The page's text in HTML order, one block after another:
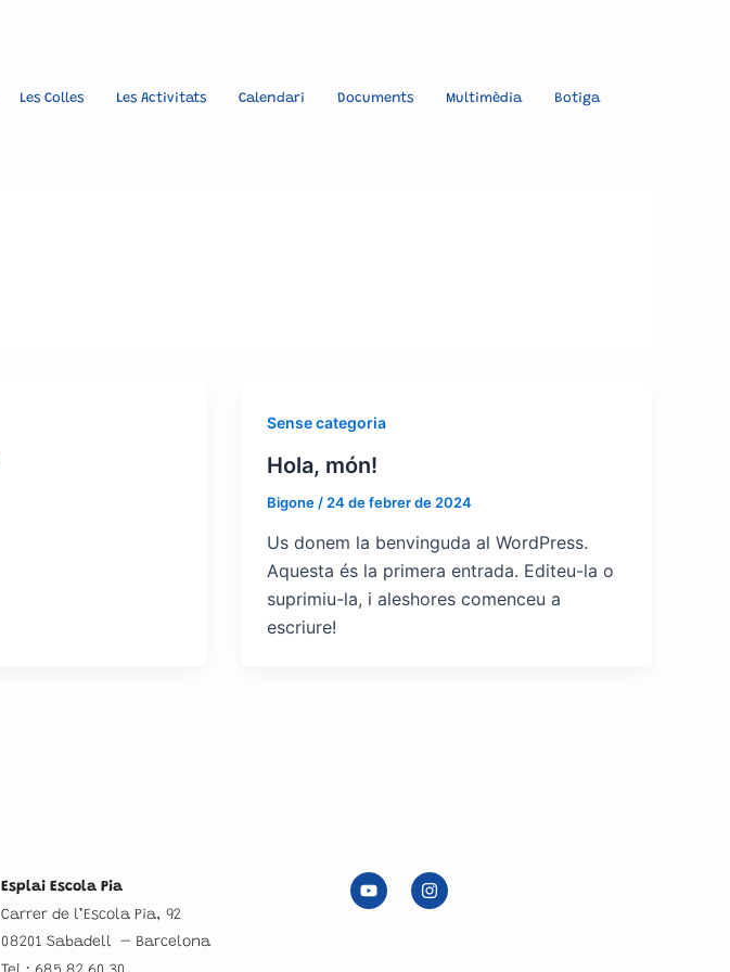
Les Colles Les Activitats Calendari Documents Multimèdia Botiga
Sense categoria
Hola, món!
Bigone / 24 de febrer de 2024
Us donem la benvinguda al WordPress.
Aquesta és la primera entrada. Editeu-la o
suprimiu-la, i aleshores comenceu a
escriure!
Esplai Escola Pia
Carrer de l’Escola Pia, 92
08201 Sabadell – Barcelona
Y
o
u
I
n
s